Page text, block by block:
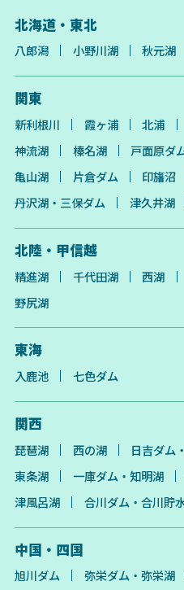
北海道・東北
八郎潟 小野川湖 秋元湖
関東
新利根川 霞ヶ浦 北浦
神流湖
榛名湖 戸面原ダ
亀山湖
片倉ダム 印旛沼
丹沢湖・三保ダム
津久井湖
北陸・甲信越
精進湖 千代田湖 西湖
野尻湖
東海
入鹿池 七色ダム
関西
琵琶湖 西の湖 日吉ダム
東条湖
一庫ダム・知明湖
津風呂湖
合川ダム・合川貯
中国・四国
旭川ダム 弥栄ダム・弥栄湖